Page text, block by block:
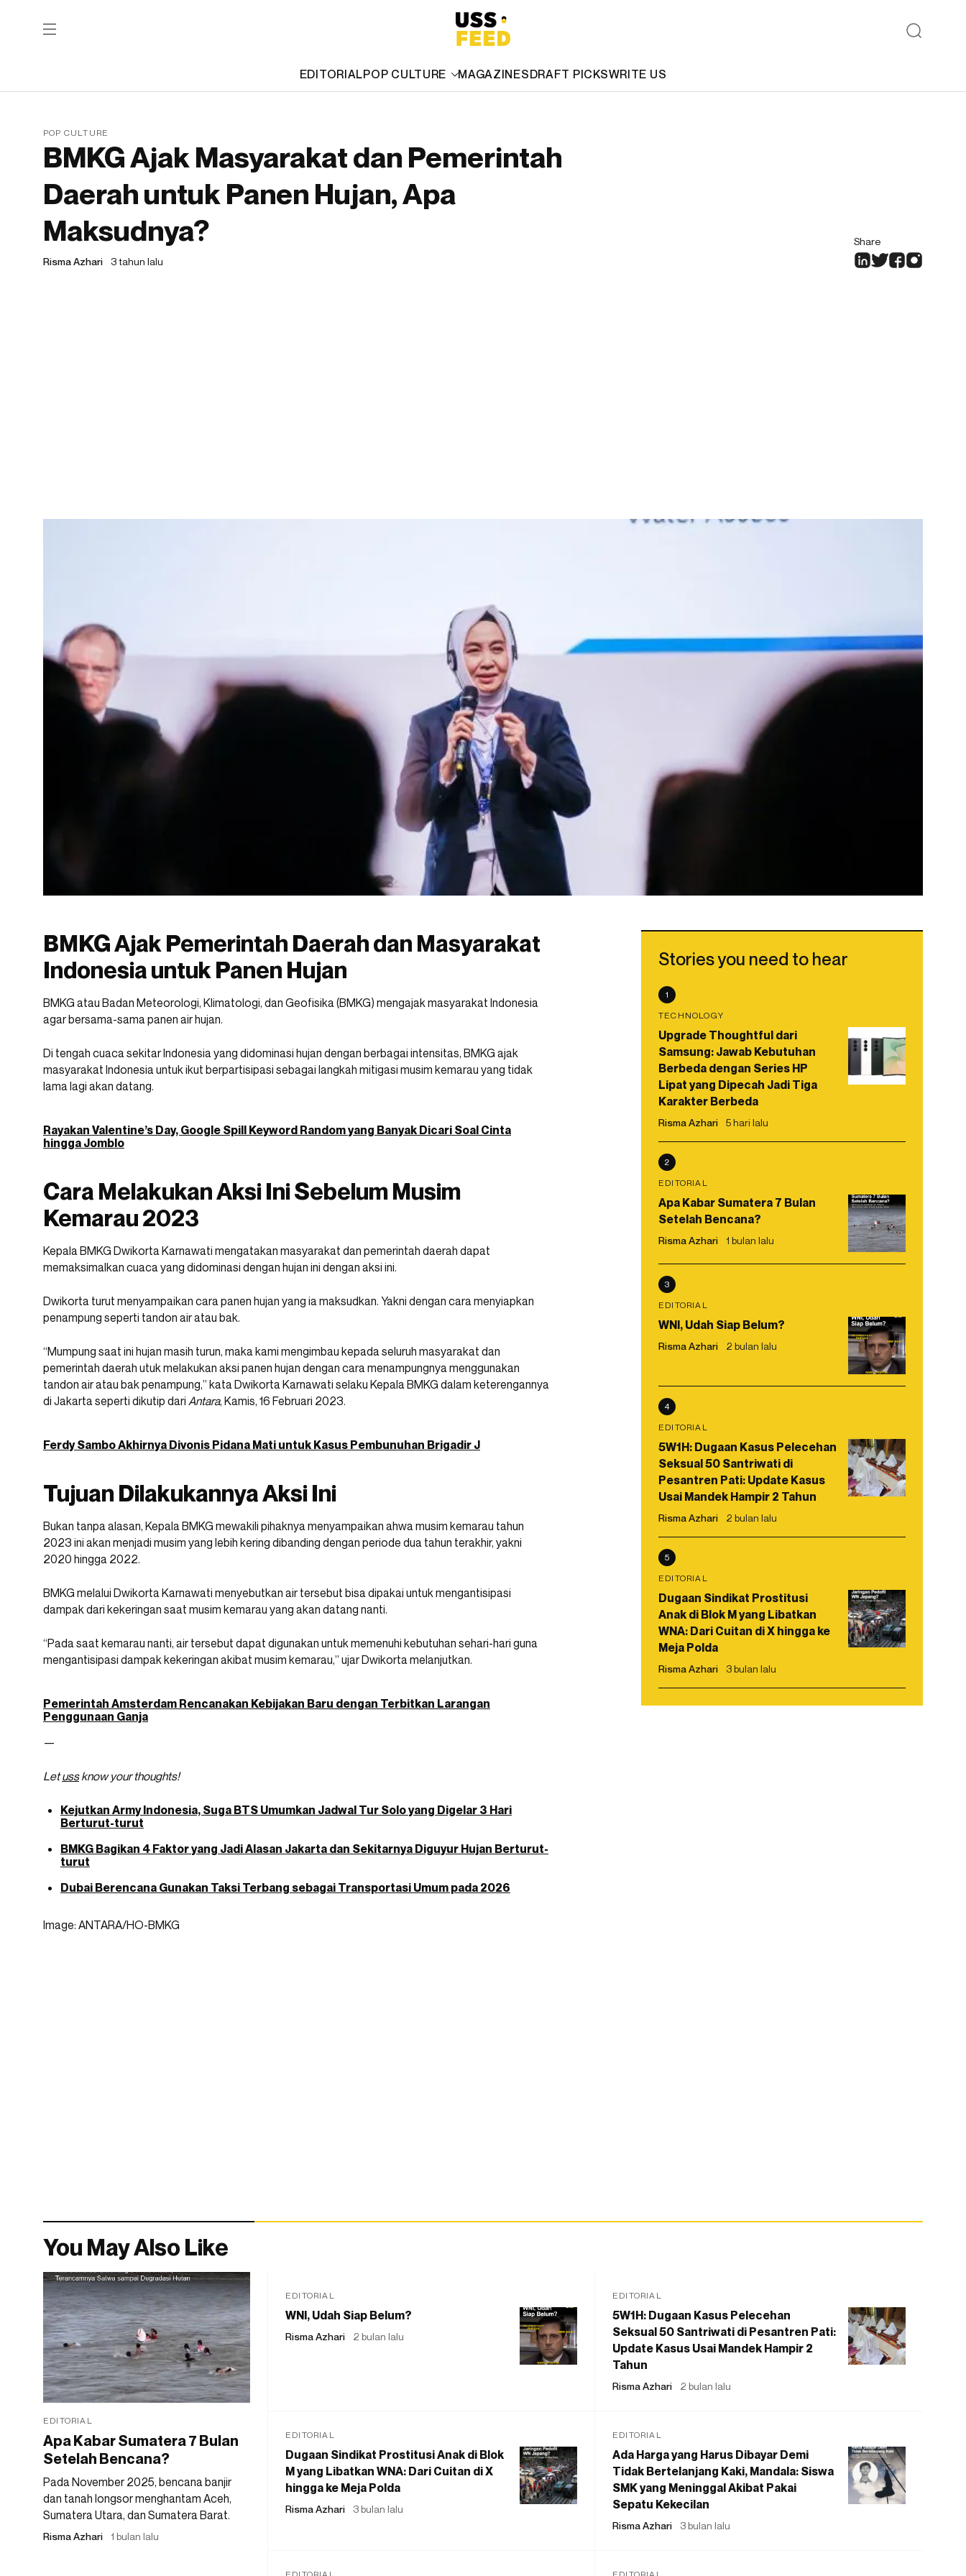
EDITORIALPOP CULTURE MAGAZINESDRAFT PICKSWRITE US
POP CULTURE
BMKG Ajak Masyarakat dan Pemerintah
Daerah untuk Panen Hujan, Apa
Maksudnya?
Risma Azhari 3 tahun lalu
Share
BMKG Ajak Pemerintah Daerah dan Masyarakat
Indonesia untuk Panen Hujan
BMKG atau Badan Meteorologi, Klimatologi, dan Geofisika (BMKG) mengajak masyarakat Indonesia
agar bersama-sama panen air hujan.
Di tengah cuaca sekitar Indonesia yang didominasi hujan dengan berbagai intensitas, BMKG ajak
masyarakat Indonesia untuk ikut berpartisipasi sebagai langkah mitigasi musim kemarau yang tidak
lama lagi akan datang.
Rayakan Valentine’s Day, Google Spill Keyword Random yang Banyak Dicari Soal Cinta
hingga Jomblo
Cara Melakukan Aksi Ini Sebelum Musim
Kemarau 2023
Kepala BMKG Dwikorta Karnawati mengatakan masyarakat dan pemerintah daerah dapat
memaksimalkan cuaca yang didominasi dengan hujan ini dengan aksi ini.
Dwikorta turut menyampaikan cara panen hujan yang ia maksudkan. Yakni dengan cara menyiapkan
penampung seperti tandon air atau bak.
“Mumpung saat ini hujan masih turun, maka kami mengimbau kepada seluruh masyarakat dan
pemerintah daerah utuk melakukan aksi panen hujan dengan cara menampungnya menggunakan
tandon air atau bak penampung,” kata Dwikorta Karnawati selaku Kepala BMKG dalam keterengannya
di Jakarta seperti dikutip dari Antara, Kamis, 16 Februari 2023.
Ferdy Sambo Akhirnya Divonis Pidana Mati untuk Kasus Pembunuhan Brigadir J
Tujuan Dilakukannya Aksi Ini
Bukan tanpa alasan, Kepala BMKG mewakili pihaknya menyampaikan ahwa musim kemarau tahun
2023 ini akan menjadi musim yang lebih kering dibanding dengan periode dua tahun terakhir, yakni
2020 hingga 2022.
BMKG melalui Dwikorta Karnawati menyebutkan air tersebut bisa dipakai untuk mengantisipasi
dampak dari kekeringan saat musim kemarau yang akan datang nanti.
“Pada saat kemarau nanti, air tersebut dapat digunakan untuk memenuhi kebutuhan sehari-hari guna
mengantisipasi dampak kekeringan akibat musim kemarau,” ujar Dwikorta melanjutkan.
Pemerintah Amsterdam Rencanakan Kebijakan Baru dengan Terbitkan Larangan
Penggunaan Ganja
—
Letussknow your thoughts!
Kejutkan Army Indonesia, Suga BTS Umumkan Jadwal Tur Solo yang Digelar 3 Hari
Berturut-turut
BMKG Bagikan 4 Faktor yang Jadi Alasan Jakarta dan Sekitarnya Diguyur Hujan Berturut-
turut
Dubai Berencana Gunakan Taksi Terbang sebagai Transportasi Umum pada 2026
Image: ANTARA/HO-BMKG
Stories you need to hear
1
TECHNOLOGY
Upgrade Thoughtful dari
Samsung: Jawab Kebutuhan
Berbeda dengan Series HP
Lipat yang Dipecah Jadi Tiga
Karakter Berbeda
Risma Azhari 5 hari lalu
2
EDITORIAL
Apa Kabar Sumatera 7 Bulan
Setelah Bencana?
Risma Azhari 1 bulan lalu
3
EDITORIAL
WNI, Udah Siap Belum?
Risma Azhari 2 bulan lalu
4
EDITORIAL
5W1H: Dugaan Kasus Pelecehan
Seksual 50 Santriwati di
Pesantren Pati: Update Kasus
Usai Mandek Hampir 2 Tahun
Risma Azhari 2 bulan lalu
5
EDITORIAL
Dugaan Sindikat Prostitusi
Anak di Blok M yang Libatkan
WNA: Dari Cuitan di X hingga ke
Meja Polda
Risma Azhari 3 bulan lalu
You May Also Like
EDITORIAL
Apa Kabar Sumatera 7 Bulan
Setelah Bencana?
Pada November 2025, bencana banjir
dan tanah longsor menghantam Aceh,
Sumatera Utara, dan Sumatera Barat.
Risma Azhari 1 bulan lalu
EDITORIAL
WNI, Udah Siap Belum?
Risma Azhari 2 bulan lalu
EDITORIAL
5W1H: Dugaan Kasus Pelecehan
Seksual 50 Santriwati di Pesantren Pati:
Update Kasus Usai Mandek Hampir 2
Tahun
Risma Azhari 2 bulan lalu
EDITORIAL
Dugaan Sindikat Prostitusi Anak di Blok
M yang Libatkan WNA: Dari Cuitan di X
hingga ke Meja Polda
Risma Azhari 3 bulan lalu
EDITORIAL
Ada Harga yang Harus Dibayar Demi
Tidak Bertelanjang Kaki, Mandala: Siswa
SMK yang Meninggal Akibat Pakai
Sepatu Kekecilan
Risma Azhari 3 bulan lalu